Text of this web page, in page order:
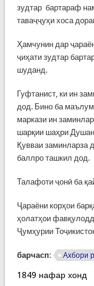
зудтар бартараф
таваҷҷуҳи хоса
Ҳамчунин дар
ҷиҳати зудтар
шуданд.
Гуфтанист, ки ин
дод. Бино ба
маркази ин
шарқии шаҳри
Қувваи заминларза
баллро ташкил дод.
Талафоти ҷонӣ ба
Ҷараёни корҳои
ҳолатҳои
Ҷумҳурии
барчасп: Ахбори
1849 нафар хонд